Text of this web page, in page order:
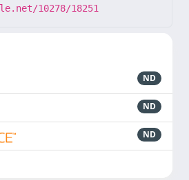
10278/18251
ND
ND
ND